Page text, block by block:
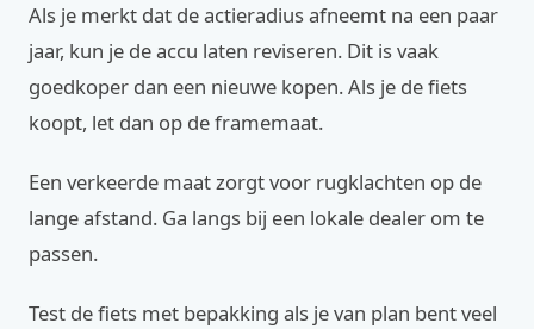
Als je merkt dat de actieradius afneemt na een paar
jaar, kun je de accu laten reviseren. Dit is vaak
goedkoper dan een nieuwe kopen. Als je de fiets
koopt, let dan op de framemaat.
Een verkeerde maat zorgt voor rugklachten op de
lange afstand. Ga langs bij een lokale dealer om te
passen.
Test de fiets met bepakking als je van plan bent veel